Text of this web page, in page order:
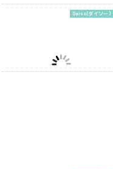
Daiso(ダイソー）